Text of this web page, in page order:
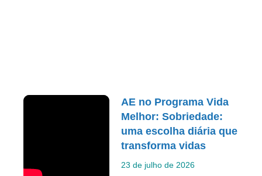
AE no Programa Vida
Melhor: Sobriedade:
uma escolha diária que
transforma vidas
23 de julho de 2026